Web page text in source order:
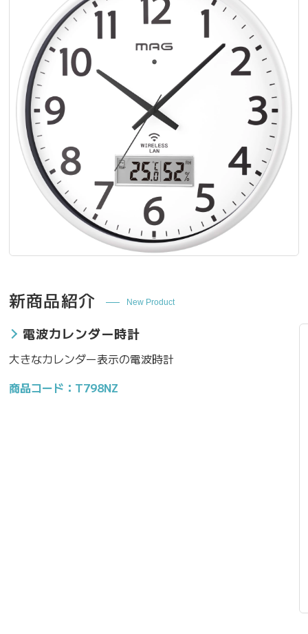
新商品紹介 New Product
電波カレンダー時計
大きなカレンダー表示の電波時計
商品コード：T798NZ